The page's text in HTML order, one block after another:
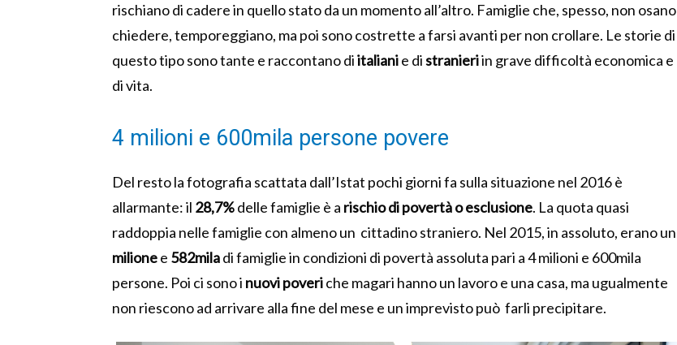
rischiano di cadere in quello stato da un momento all’altro. Famiglie che, spesso, non osano
chiedere, temporeggiano, ma poi sono costrette a farsi avanti per non crollare. Le storie di
questo tipo sono tante e raccontano diitalianie distranieriin grave difficoltà economica e
di vita.
4 milioni e 600mila persone povere
Del resto la fotografia scattata dall’Istat pochi giorni fa sulla situazione nel 2016 è
allarmante: il 28,7%delle famiglie è a rischio di povertà o esclusione. La quota quasi
raddoppia nelle famiglie con almeno un cittadino straniero. Nel 2015, in assoluto, erano un
milionee 582miladi famiglie in condizioni di povertà assoluta pari a 4 milioni e 600mila
persone. Poi ci sono i nuovi poveriche magari hanno un lavoro e una casa, ma ugualmente
non riescono ad arrivare alla fine del mese e un imprevisto può farli precipitare.